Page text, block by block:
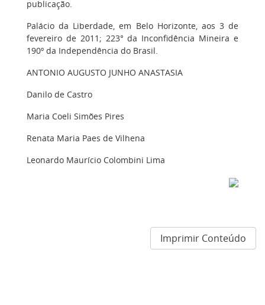
publicação.
Palácio da Liberdade, em Belo Horizonte, aos 3 de
fevereiro de 2011; 223° da Inconfidência Mineira e
190º da Independência do Brasil.
ANTONIO AUGUSTO JUNHO ANASTASIA
Danilo de Castro
Maria Coeli Simões Pires
Renata Maria Paes de Vilhena
Leonardo Maurício Colombini Lima
Imprimir Conteúdo